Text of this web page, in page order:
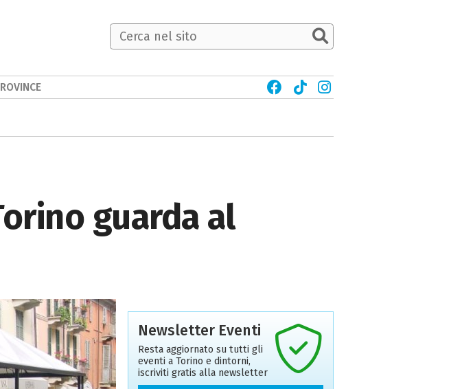
guarda al
Newsletter Eventi
Resta aggiornato su tutti gli
eventi a Torino e dintorni,
iscriviti gratis alla newsletter